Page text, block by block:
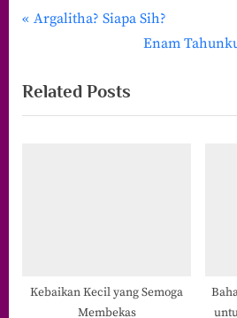
Navigasi
P
v
i
t
Argalitha? Siapa Sih?
N
t
Enam
Related Posts
Kebaikan Kecil yang Semoga
Membekas